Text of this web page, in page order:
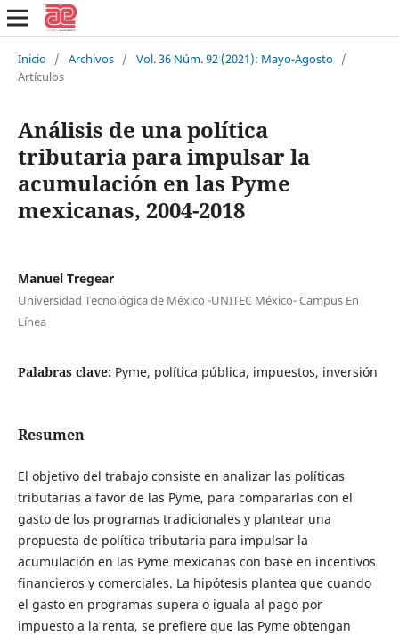
Inicio / Archivos / Vol. 36 Núm. 92 (2021): Mayo-Agosto /
Artículos
Análisis de una política
tributaria para impulsar la
acumulación en las Pyme
mexicanas, 2004-2018
Manuel Tregear
Universidad Tecnológica de México -UNITEC México- Campus En
Línea
Palabras clave: Pyme, política pública, impuestos, inversión
Resumen
El objetivo del trabajo consiste en analizar las políticas
tributarias a favor de las Pyme, para compararlas con el
gasto de los programas tradicionales y plantear una
propuesta de política tributaria para impulsar la
acumulación en las Pyme mexicanas con base en incentivos
financieros y comerciales. La hipótesis plantea que cuando
el gasto en programas supera o iguala al pago por
impuesto a la renta, se prefiere que las Pyme obtengan